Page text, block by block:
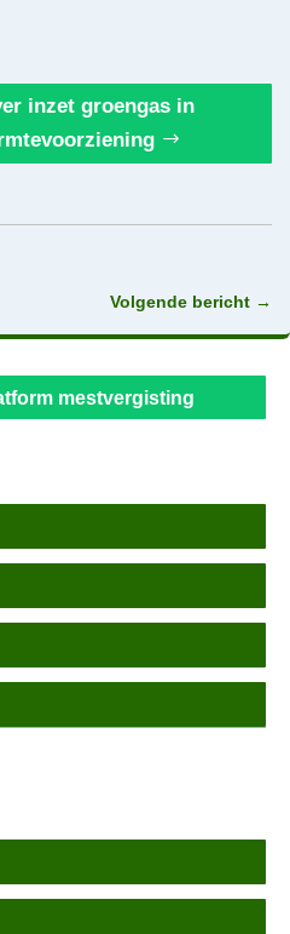
inzet groengas in
Volgende bericht →
mestvergisting